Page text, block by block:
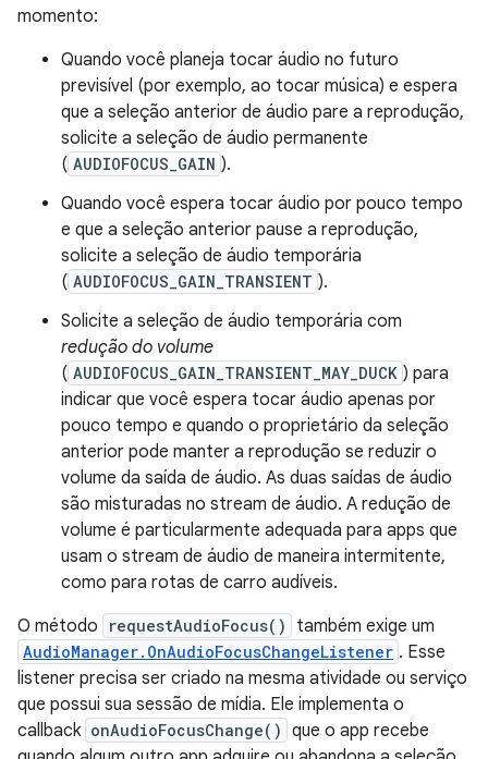
momento:
Quando você planeja tocar áudio no futuro
previsível (por exemplo, ao tocar música) e espera
que a seleção anterior de áudio pare a reprodução,
solicite a seleção de áudio permanente
( AUDIOFOCUS_GAIN ).
Quando você espera tocar áudio por pouco tempo
e que a seleção anterior pause a reprodução,
solicite a seleção de áudio temporária
( AUDIOFOCUS_GAIN_TRANSIENT ).
Solicite a seleção de áudio temporária com
redução do volume
( AUDIOFOCUS_GAIN_TRANSIENT_MAY_DUCK ) para
indicar que você espera tocar áudio apenas por
pouco tempo e quando o proprietário da seleção
anterior pode manter a reprodução se reduzir o
volume da saída de áudio. As duas saídas de áudio
são misturadas no stream de áudio. A redução de
volume é particularmente adequada para apps que
usam o stream de áudio de maneira intermitente,
como para rotas de carro audíveis.
O método
requestAudioFocus() também exige um
AudioManager.OnAudioFocusChangeListener . Esse
listener precisa ser criado na mesma atividade ou serviço
que possui sua sessão de mídia. Ele implementa o
callback onAudioFocusChange() que o app recebe